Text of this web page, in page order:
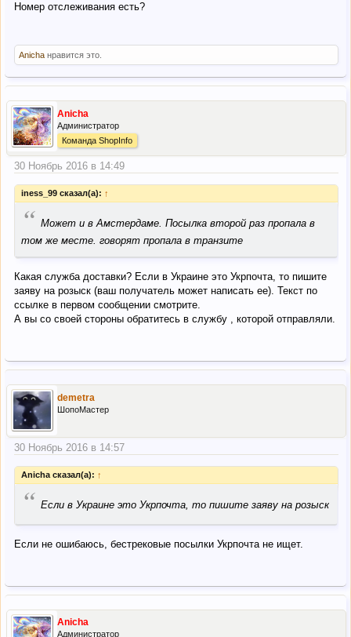
Номер отслеживания есть?
Anicha нравится это.
Anicha
Администратор
Команда ShopInfo
30 Ноябрь 2016 в 14:49
iness_99 сказал(а): ↑
“ Может и в Амстердаме. Посылка второй раз пропала в
том же месте. говорят пропала в транзите
Какая служба доставки? Если в Украине это Укрпочта, то пишите
заяву на розыск (ваш получатель может написать ее). Текст по
ссылке в первом сообщении смотрите.
А вы со своей стороны обратитесь в службу , которой отправляли.
demetra
ШопоМастер
30 Ноябрь 2016 в 14:57
Anicha сказал(а): ↑
“ Если в Украине это Укрпочта, то пишите заяву на розыск
Если не ошибаюсь, бестрековые посылки Укрпочта не ищет.
Anicha
Администратор